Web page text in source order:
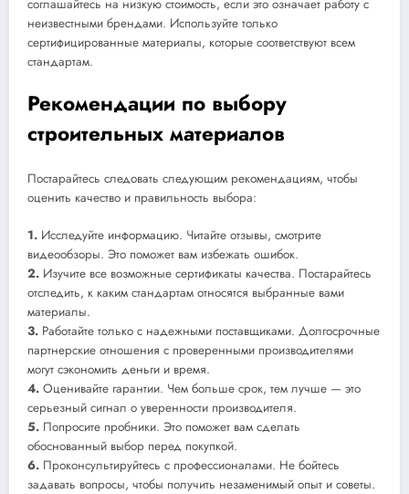
соглашайтесь на низкую стоимость, если это означает работу с
неизвестными брендами. Используйте только
сертифицированные материалы, которые соответствуют всем
стандартам.
Рекомендации по выбору
строительных материалов
Постарайтесь следовать следующим рекомендациям, чтобы
оценить качество и правильность выбора:
1. Исследуйте информацию. Читайте отзывы, смотрите
видеообзоры. Это поможет вам избежать ошибок.
2. Изучите все возможные сертификаты качества. Постарайтесь
отследить, к каким стандартам относятся выбранные вами
материалы.
3. Работайте только с надежными поставщиками. Долгосрочные
партнерские отношения с проверенными производителями
могут сэкономить деньги и время.
4. Оценивайте гарантии. Чем больше срок, тем лучше — это
серьезный сигнал о уверенности производителя.
5. Попросите пробники. Это поможет вам сделать
обоснованный выбор перед покупкой.
6. Проконсультируйтесь с профессионалами. Не бойтесь
задавать вопросы, чтобы получить незаменимый опыт и советы.